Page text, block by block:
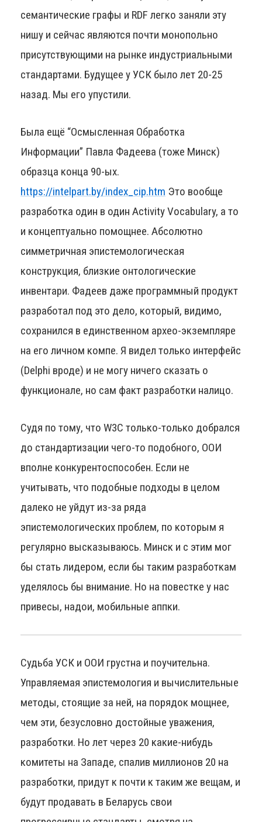
семантические графы и RDF легко заняли эту
нишу и сейчас являются почти монопольно
присутствующими на рынке индустриальными
стандартами. Будущее у УСК было лет 20-25
назад. Мы его упустили.
Была ещё “Осмысленная Обработка
Информации” Павла Фадеева (тоже Минск)
образца конца 90-ых.
https://intelpart.by/index_cip.htm Это вообще
разработка один в один Activity Vocabulary, а то
и концептуально помощнее. Абсолютно
симметричная эпистемологическая
конструкция, близкие онтологические
инвентари. Фадеев даже программный продукт
разработал под это дело, который, видимо,
сохранился в единственном архео-экземпляре
на его личном компе. Я видел только интерфейс
(Delphi вроде) и не могу ничего сказать о
функционале, но сам факт разработки налицо.
Судя по тому, что W3C только-только добрался
до стандартизации чего-то подобного, ООИ
вполне конкурентоспособен. Если не
учитывать, что подобные подходы в целом
далеко не уйдут из-за ряда
эпистемологических проблем, по которым я
регулярно высказываюсь. Минск и с этим мог
бы стать лидером, если бы таким разработкам
уделялось бы внимание. Но на повестке у нас
привесы, надои, мобильные аппки.
Судьба УСК и ООИ грустна и поучительна.
Управляемая эпистемология и вычислительные
методы, стоящие за ней, на порядок мощнее,
чем эти, безусловно достойные уважения,
разработки. Но лет через 20 какие-нибудь
комитеты на Западе, спалив миллионов 20 на
разработки, придут к почти к таким же вещам, и
будут продавать в Беларусь свои